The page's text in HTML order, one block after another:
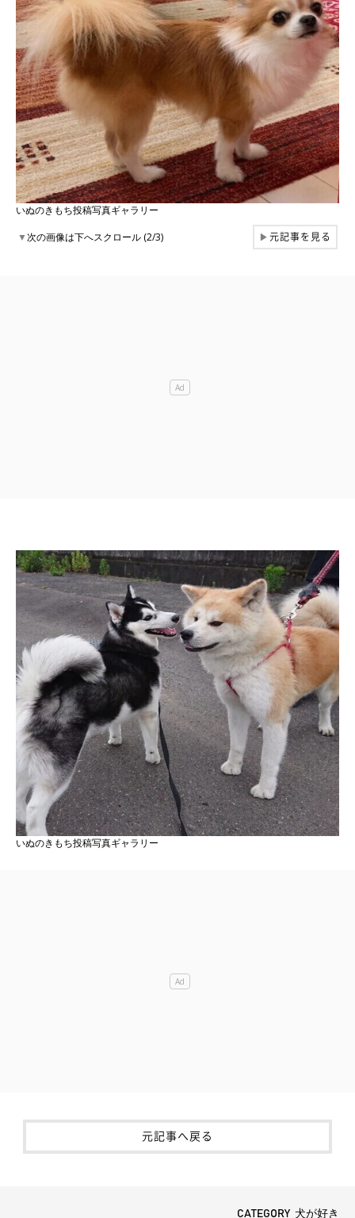
いぬのきもち投稿写真ギャラリー
▼次の画像は下へスクロール (2/3) ▶元記事を見る
いぬのきもち投稿写真ギャラリー
元記事へ戻る
CATEGORY 犬が好き